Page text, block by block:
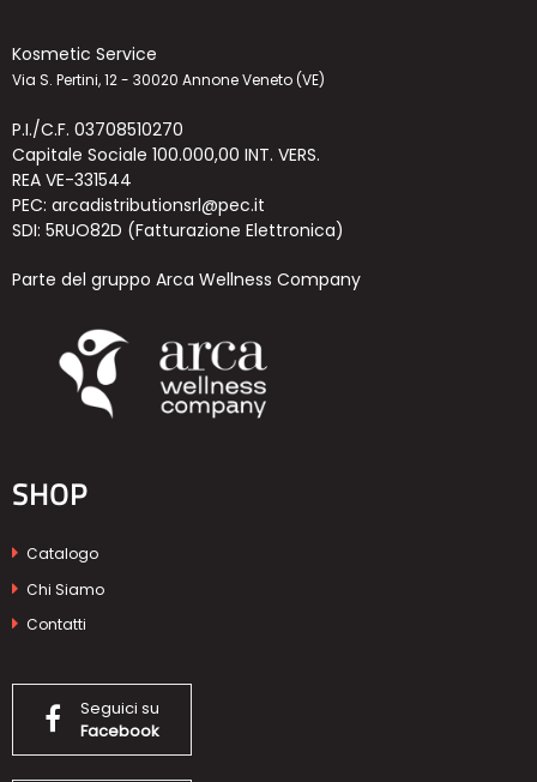
Kosmetic Service
Via S. Pertini, 12 - 30020 Annone Veneto (VE)
P.I./C.F. 03708510270
Capitale Sociale 100.000,00 INT. VERS.
REA VE-331544
PEC: arcadistributionsrl@pec.it
SDI: 5RUO82D (Fatturazione Elettronica)
Parte del gruppo Arca Wellness Company
SHOP
Catalogo
Chi Siamo
Contatti
Seguici su
Facebook